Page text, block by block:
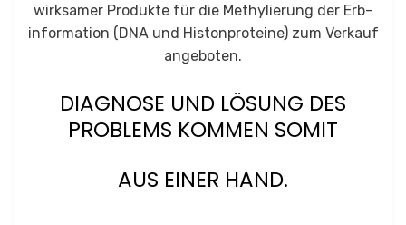
wirksamer Produkte für die Methylierung der Erb­
information (DNA und Histonproteine) zum Verkauf
angeboten.
DIAGNOSE UND LÖSUNG DES
PROBLEMS KOMMEN SOMIT
AUS EINER HAND.